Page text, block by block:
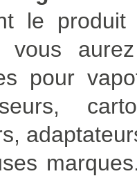
le
vous
pour